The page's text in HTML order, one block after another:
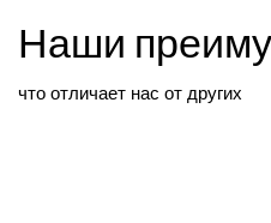
Наши
что отличает нас от других